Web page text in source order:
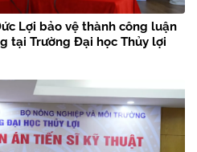
Lợi bảo vệ thành công luận
tại Trường Đại học Thủy lợi